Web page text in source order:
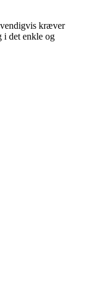
kræver
i det enkle og